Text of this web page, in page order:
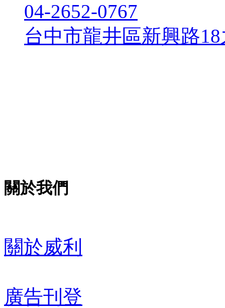
04-2652-0767
台中市龍井區新興路
關於我們
關於威利
廣告刊登